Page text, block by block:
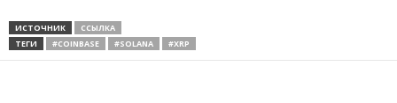
ИСТОЧНИК
ССЫЛКА
ТЕГИ
#COINBASE #SOLANA #XRP